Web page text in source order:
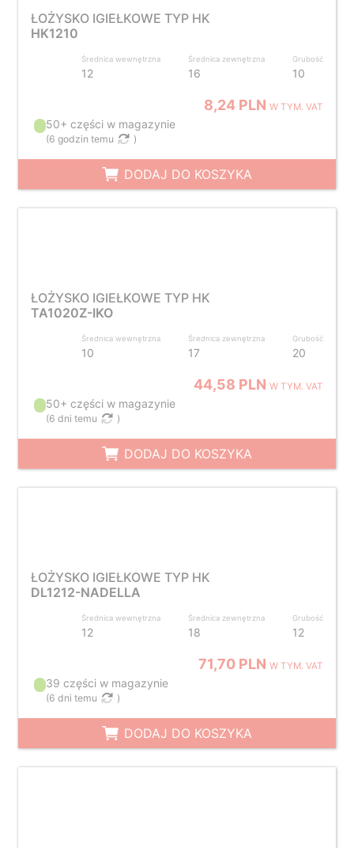
ŁOŻYSKO IGIEŁKOWE TYP HK
HK1210
Średnica wewnętrzna
12
Średnica zewnętrzna
16
Grubość
10
8,24 PLNW TYM. VAT
50+ części w magazynie
(6 godzin temu )
DODAJ DO KOSZYKA
ŁOŻYSKO IGIEŁKOWE TYP HK
TA1020Z-IKO
Średnica wewnętrzna
10
Średnica zewnętrzna
17
Grubość
20
44,58 PLNW TYM. VAT
50+ części w magazynie
(6 dni temu )
DODAJ DO KOSZYKA
ŁOŻYSKO IGIEŁKOWE TYP HK
DL1212-NADELLA
Średnica wewnętrzna
12
Średnica zewnętrzna
18
Grubość
12
71,70 PLNW TYM. VAT
39 części w magazynie
(6 dni temu )
DODAJ DO KOSZYKA